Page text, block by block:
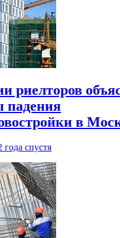
риелторов
падения
в
года спустя